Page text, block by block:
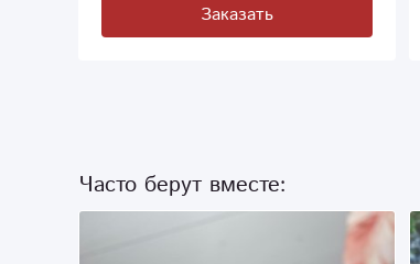
Заказать
Часто берут вместе: